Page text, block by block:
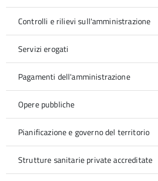
Controlli e rilievi sull'amministrazione
Servizi erogati
Pagamenti dell'amministrazione
Opere pubbliche
Pianificazione e governo del territorio
Strutture sanitarie private accreditate